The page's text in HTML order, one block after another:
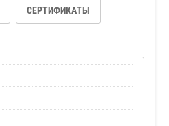
СЕРТИФИКАТЫ